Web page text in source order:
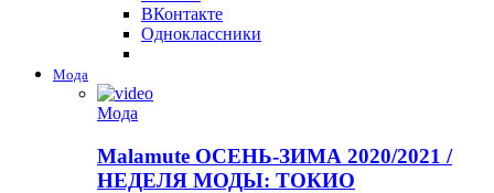
ВКонтакте
Одноклассники
Мода
Мода
Malamute ОСЕНЬ-ЗИМА 2020/2021 /
НЕДЕЛЯ МОДЫ: ТОКИО